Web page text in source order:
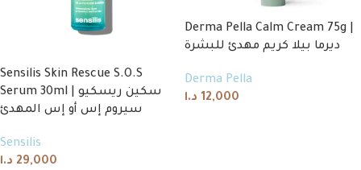
Sensilis Skin Rescue S.O.S
Serum 30ml | سكين ريسكيو
سيروم إس أو إس المهدئ
Sensilis
29,000 د.ا
Derma Pella Calm Cream 75g |
ديرما بيلا كريم مهدئ للبشرة
Derma Pella
12,000 د.ا